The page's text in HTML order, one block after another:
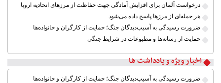
درخواست آلمان برای افزایش آمادگی جهت حفاظت از مرزهای اتحادیه اروپا
هر حمله‌ای از مرزها پاسخ داده می‌شود
ضرورت رسیدگی به آسیب‌دیدگان جنگ؛ حمایت از کارگران و خانواده‌ها
حمایت از رسانه‌ها و مطبوعات در شرایط جنگی
اخبار ویژه و یادداشت ها
ضرورت رسیدگی به آسیب‌دیدگان جنگ؛ حمایت از کارگران و خانواده‌ها